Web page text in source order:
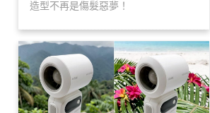
造型不再是傷髮惡夢！